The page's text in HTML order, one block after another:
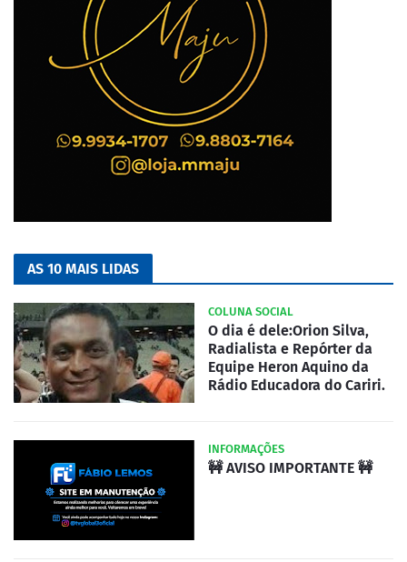
AS 10 MAIS LIDAS
COLUNA SOCIAL
O dia é dele:Orion Silva,
Radialista e Repórter da
Equipe Heron Aquino da
Rádio Educadora do Cariri.
INFORMAÇÕES
🚧 AVISO IMPORTANTE 🚧